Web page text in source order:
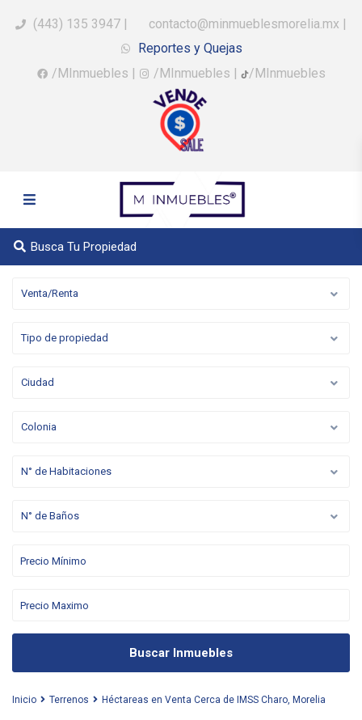
(443) 135 3947 | contacto@minmueblesmorelia.mx |
Reportes y Quejas
/MInmuebles | /MInmuebles | /MInmuebles
Busca Tu Propiedad
Venta/Renta
Tipo de propiedad
Ciudad
Colonia
N° de Habitaciones
N° de Baños
Buscar Inmuebles
Inicio Terrenos Héctareas en Venta Cerca de IMSS Charo, Morelia